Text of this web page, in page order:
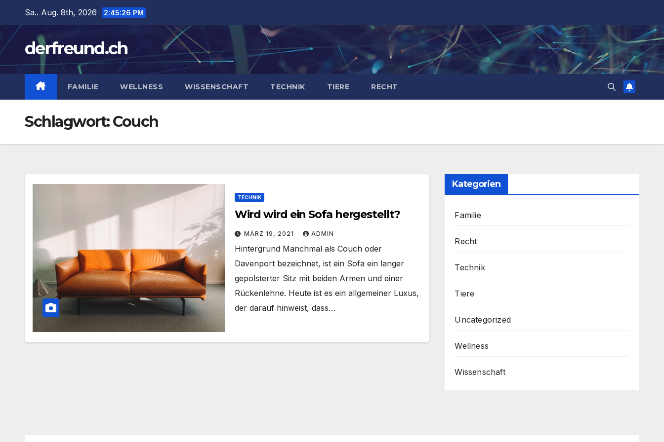
springen
Sa.. Aug. 8th, 2026 2:45:26 PM
derfreund.ch
FAMILIE WELLNESS WISSENSCHAFT TECHNIK TIERE RECHT
Schlagwort:Couch
TECHNIK
Wird wird ein Sofa hergestellt?
MÄRZ 19, 2021 ADMIN
Hintergrund Manchmal als Couch oder
Davenport bezeichnet, ist ein Sofa ein langer
gepolsterter Sitz mit beiden Armen und einer
Rückenlehne. Heute ist es ein allgemeiner Luxus,
der darauf hinweist, dass…
Kategorien
Familie
Recht
Technik
Tiere
Uncategorized
Wellness
Wissenschaft